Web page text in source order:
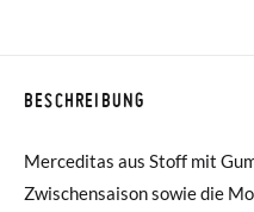
BESCHREIBUNG
Merceditas aus Stoff mit
Zwischensaison sowie die